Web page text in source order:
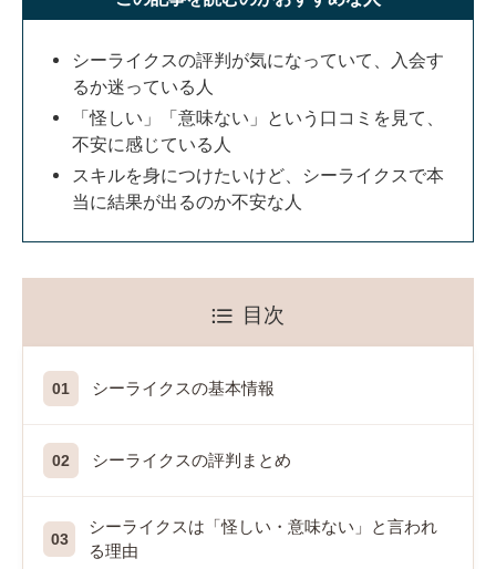
シーライクスの評判が気になっていて、入会す
るか迷っている人
「怪しい」「意味ない」という口コミを見て、
不安に感じている人
スキルを身につけたいけど、シーライクスで本
当に結果が出るのか不安な人
目次
シーライクスの基本情報
シーライクスの評判まとめ
シーライクスは「怪しい・意味ない」と言われ
る理由